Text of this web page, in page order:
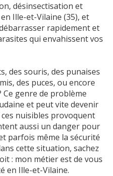
désinsectisation et
Ille-et-Vilaine (35), et
rapidement et
qui envahissent vos
des souris, des punaises
des puces, ou encore
Ce genre de problème
et peut vite devenir
nuisibles provoquent
aussi un danger pour
parfois même la sécurité
cette situation, sachez
: mon métier est de vous
en Ille-et-Vilaine.